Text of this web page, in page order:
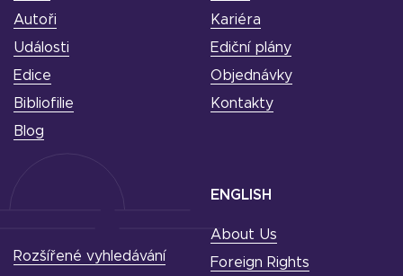
Autoři
Události
Edice
Bibliofilie
Blog
Kariéra
Ediční plány
Objednávky
Kontakty
ENGLISH
About Us
Foreign Rights
Rozšířené vyhledávání